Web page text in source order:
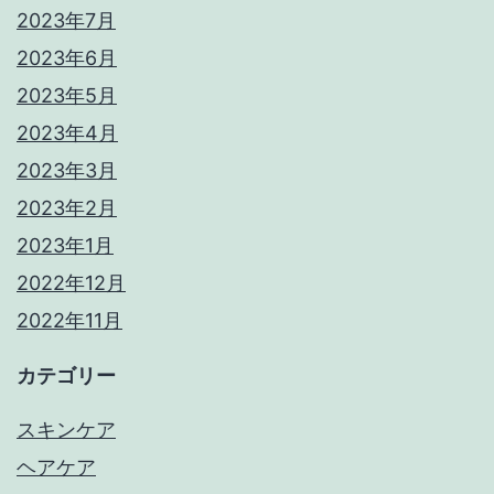
2023年7月
2023年6月
2023年5月
2023年4月
2023年3月
2023年2月
2023年1月
2022年12月
2022年11月
カテゴリー
スキンケア
ヘアケア